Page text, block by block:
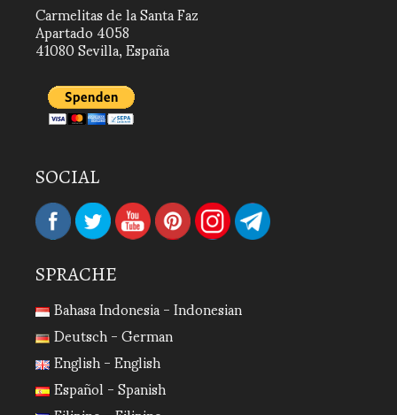
Carmelitas de la Santa Faz
Apartado 4058
41080 Sevilla, España
SOCIAL
SPRACHE
Bahasa Indonesia - Indonesian
Deutsch - German
English - English
Español - Spanish